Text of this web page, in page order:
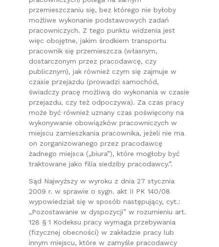
przemieszczaniu się, bez którego nie byłoby
możliwe wykonanie podstawowych zadań
pracowniczych. Z tego punktu widzenia jest
więc obojętne, jakim środkiem transportu
pracownik się przemieszcza (własnym,
dostarczonym przez pracodawcę, czy
publicznym), jak również czym się zajmuje w
czasie przejazdu (prowadzi samochód,
świadczy pracę możliwą do wykonania w czasie
przejazdu, czy też odpoczywa). Za czas pracy
może być również uznany czas poświęcony na
wykonywanie obowiązków pracowniczych w
miejscu zamieszkania pracownika, jeżeli nie ma
on zorganizowanego przez pracodawcę
żadnego miejsca („biura”), które mogłoby być
traktowane jako filia siedziby pracodawcy.”.
Sąd Najwyższy w wyroku z dnia 27 stycznia
2009 r. w sprawie o sygn. akt II PK 140/08
wypowiedział się w sposób następujący, cyt.:
„Pozostawanie w dyspozycji” w rozumieniu art.
128 § 1 Kodeksu pracy wymaga przebywania
(fizycznej obecności) w zakładzie pracy lub
innym miejscu, które w zamyśle pracodawcy